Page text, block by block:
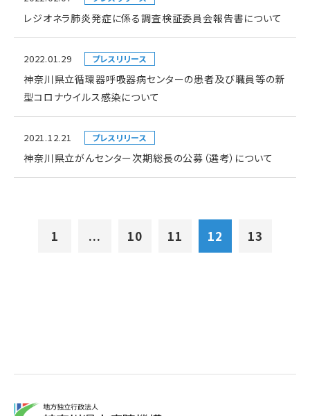
レジオネラ肺炎発症に係る調査検証委員会報告書について
2022.01.29 プレスリリース
神奈川県立循環器呼吸器病センターの患者及び職員等の新
型コロナウイルス感染について
2021.12.21 プレスリリース
神奈川県立がんセンター次期総長の公募（選考）について
1 ... 10 11 12 13